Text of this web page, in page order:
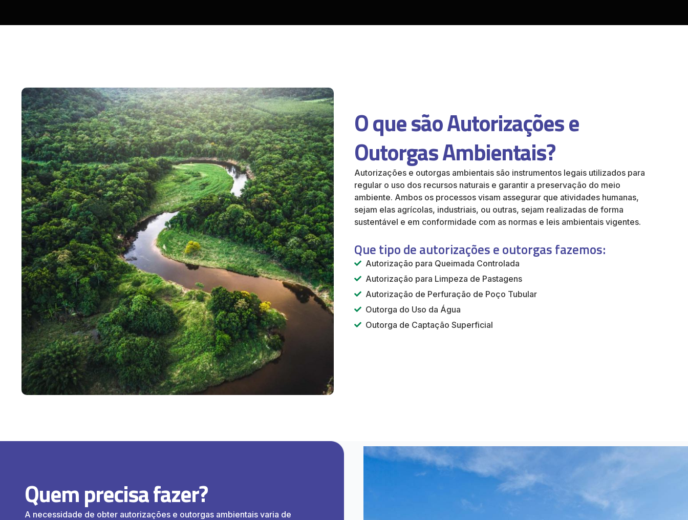
O que são Autorizações e
Outorgas Ambientais?
Autorizações e outorgas ambientais são instrumentos legais utilizados para
regular o uso dos recursos naturais e garantir a preservação do meio
ambiente. Ambos os processos visam assegurar que atividades humanas,
sejam elas agrícolas, industriais, ou outras, sejam realizadas de forma
sustentável e em conformidade com as normas e leis ambientais vigentes.
Que tipo de autorizações e outorgas fazemos:
Autorização para Queimada Controlada
Autorização para Limpeza de Pastagens
Autorização de Perfuração de Poço Tubular
Outorga do Uso da Água
Outorga de Captação Superficial
Quem precisa fazer?
A necessidade de obter autorizações e outorgas ambientais varia de